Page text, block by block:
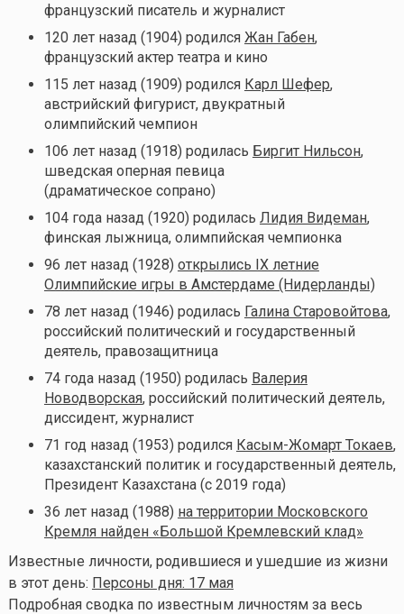
французский писатель и журналист
120 лет назад (1904) родился Жан Габен,
французский актер театра и кино
115 лет назад (1909) родился Карл Шефер,
австрийский фигурист, двукратный
олимпийский чемпион
106 лет назад (1918) родилась Биргит Нильсон,
шведская оперная певица
(драматическое сопрано)
104 года назад (1920) родилась Лидия Видеман,
финская лыжница, олимпийская чемпионка
96 лет назад (1928) открылись IX летние
Олимпийские игры в Амстердаме (Нидерланды)
78 лет назад (1946) родилась Галина Старовойтова,
российский политический и государственный
деятель, правозащитница
74 года назад (1950) родилась Валерия
Новодворская, российский политический деятель,
диссидент, журналист
71 год назад (1953) родился Касым-Жомарт Токаев,
казахстанский политик и государственный деятель,
Президент Казахстана (с 2019 года)
36 лет назад (1988) на территории Московского
Кремля найден «Большой Кремлевский клад»
Известные личности, родившиеся и ушедшие из жизни
в этот день: Персоны дня: 17 мая
Подробная сводка по известным личностям за весь